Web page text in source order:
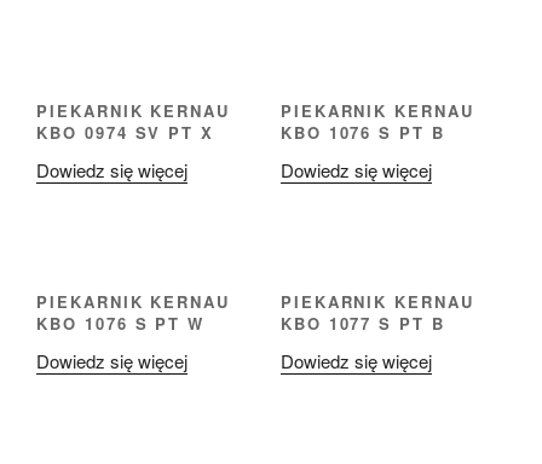
PIEKARNIK KERNAU
KBO 0974 SV PT X
Dowiedz się więcej
PIEKARNIK KERNAU
KBO 1076 S PT B
Dowiedz się więcej
PIEKARNIK KERNAU
KBO 1076 S PT W
Dowiedz się więcej
PIEKARNIK KERNAU
KBO 1077 S PT B
Dowiedz się więcej